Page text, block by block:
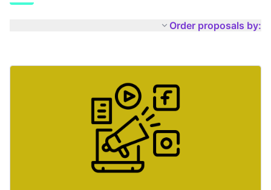
Order proposals by: